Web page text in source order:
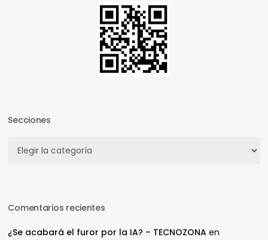
Secciones
Comentarios recientes
¿Se acabará el furor por la IA? – TECNOZONA en